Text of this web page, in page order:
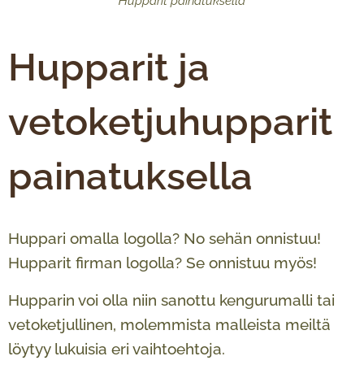
Hupparit ja
vetoketjuhupparit
painatuksella
Huppari omalla logolla? No sehän onnistuu!
Hupparit firman logolla? Se onnistuu myös!
Hupparin voi olla niin sanottu kengurumalli tai
vetoketjullinen, molemmista malleista meiltä
löytyy lukuisia eri vaihtoehtoja.